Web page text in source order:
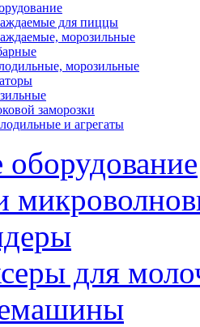
для пиццы
морозильные
морозильные
заморозки
и агрегаты
оборудование
для